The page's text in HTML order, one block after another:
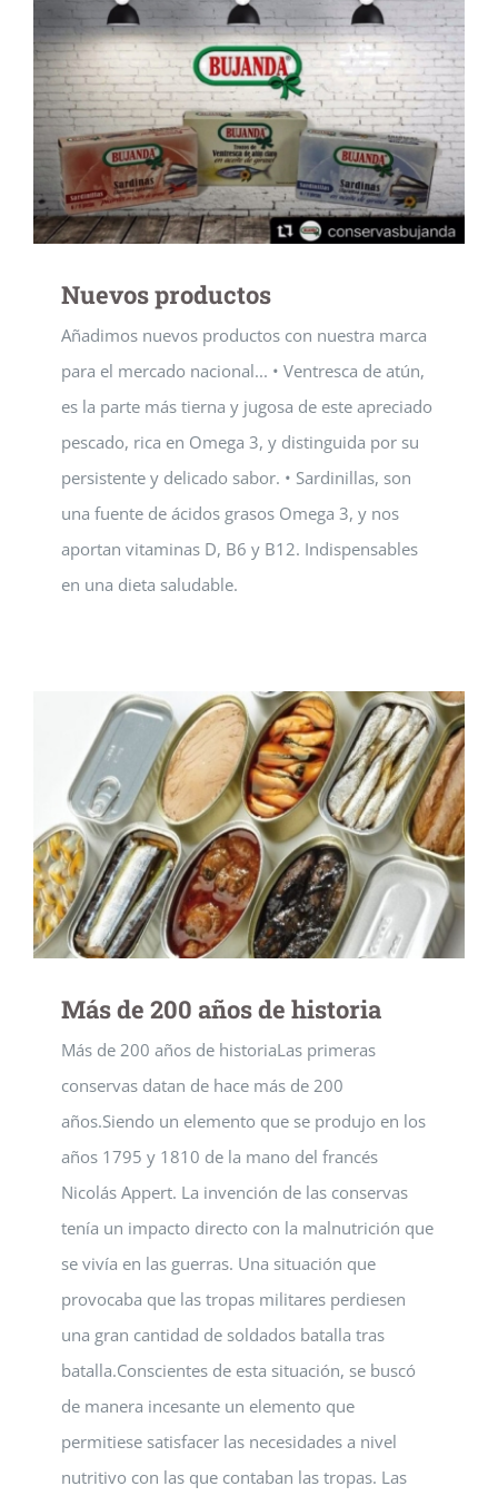
Nuevos productos
Añadimos nuevos productos con nuestra marca
para el mercado nacional... • Ventresca de atún,
es la parte más tierna y jugosa de este apreciado
pescado, rica en Omega 3, y distinguida por su
persistente y delicado sabor. • Sardinillas, son
una fuente de ácidos grasos Omega 3, y nos
aportan vitaminas D, B6 y B12. Indispensables
en una dieta saludable.
Más de 200 años de historia
Más de 200 años de historiaLas primeras
conservas datan de hace más de 200
años.Siendo un elemento que se produjo en los
años 1795 y 1810 de la mano del francés
Nicolás Appert. La invención de las conservas
tenía un impacto directo con la malnutrición que
se vivía en las guerras. Una situación que
provocaba que las tropas militares perdiesen
una gran cantidad de soldados batalla tras
batalla.Conscientes de esta situación, se buscó
de manera incesante un elemento que
permitiese satisfacer las necesidades a nivel
nutritivo con las que contaban las tropas. Las